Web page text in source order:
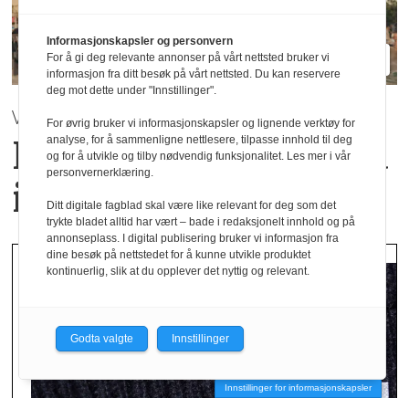
VÅR / SOMMER 2027 | Mey
Hverdagsluksus med
italiensk inspirasjon
Innstillinger for informasjonskapsler
Informasjonskapsler og personvern
For å gi deg relevante annonser på vårt nettsted bruker vi
informasjon fra ditt besøk på vårt nettsted. Du kan reservere
deg mot dette under "Innstillinger".
For øvrig bruker vi informasjonskapsler og lignende verktøy for
analyse, for å sammenligne nettlesere, tilpasse innhold til deg
og for å utvikle og tilby nødvendig funksjonalitet. Les mer i vår
personvernerklæring.
Ditt digitale fagblad skal være like relevant for deg som det
trykte bladet alltid har vært – bade i redaksjonelt innhold og på
annonseplass. I digital publisering bruker vi informasjon fra
dine besøk på nettstedet for å kunne utvikle produktet
kontinuerlig, slik at du opplever det nyttig og relevant.
Godta valgte Innstillinger